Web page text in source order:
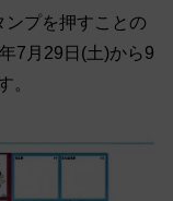
プを押すことの
7月29日(土)から9
。